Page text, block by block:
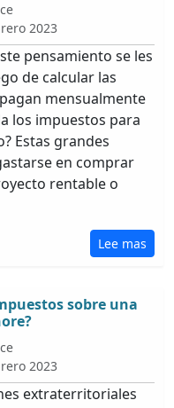
2023
pensamiento se les
de calcular las
mensualmente
los impuestos para
Estas grandes
en comprar
rentable o
Lee mas
sobre una
2023
extraterritoriales